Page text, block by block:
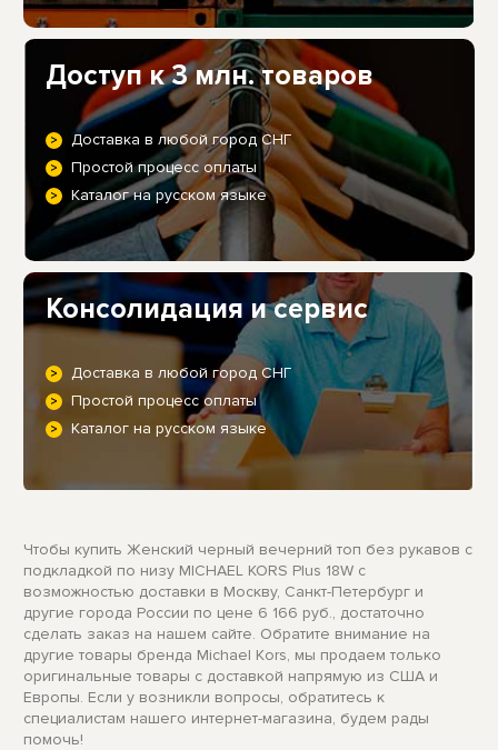
Доступ к 3 млн. товаров
Доставка в любой город СНГ
Простой процесс оплаты
Каталог на русском языке
Консолидация и сервис
Доставка в любой город СНГ
Простой процесс оплаты
Каталог на русском языке
Чтобы купить Женский черный вечерний топ без рукавов с
подкладкой по низу MICHAEL KORS Plus 18W с
возможностью доставки в Москву, Санкт-Петербург и
другие города России по цене 6 166 руб., достаточно
сделать заказ на нашем сайте. Обратите внимание на
другие товары бренда Michael Kors, мы продаем только
оригинальные товары с доставкой напрямую из США и
Европы. Если у возникли вопросы, обратитесь к
специалистам нашего интернет-магазина, будем рады
помочь!